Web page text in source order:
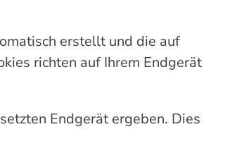
erstellt und die auf
richten auf Ihrem Endgerät
Endgerät ergeben. Dies